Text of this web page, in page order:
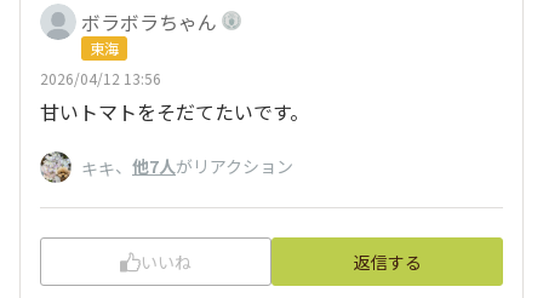
ボラボラちゃん
東海
2026/04/12 13:56
甘いトマトをそだてたいです。
キキ、 他7人がリアクション
いいね 返信する